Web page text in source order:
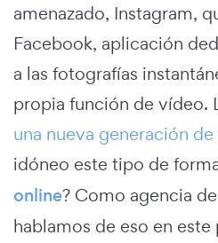
amenazado, Instagram,
Facebook, aplicación
a las fotografías
propia función de vídeo.
una nueva generación
idóneo este tipo de
online? Como agencia
hablamos de eso en este